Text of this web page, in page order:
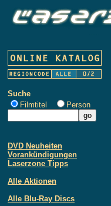
Suche
Filmtitel
Person
DVD Neuheiten
Vorankündigungen
Laserzone Tipps
Alle Aktionen
Alle Blu-Ray Discs